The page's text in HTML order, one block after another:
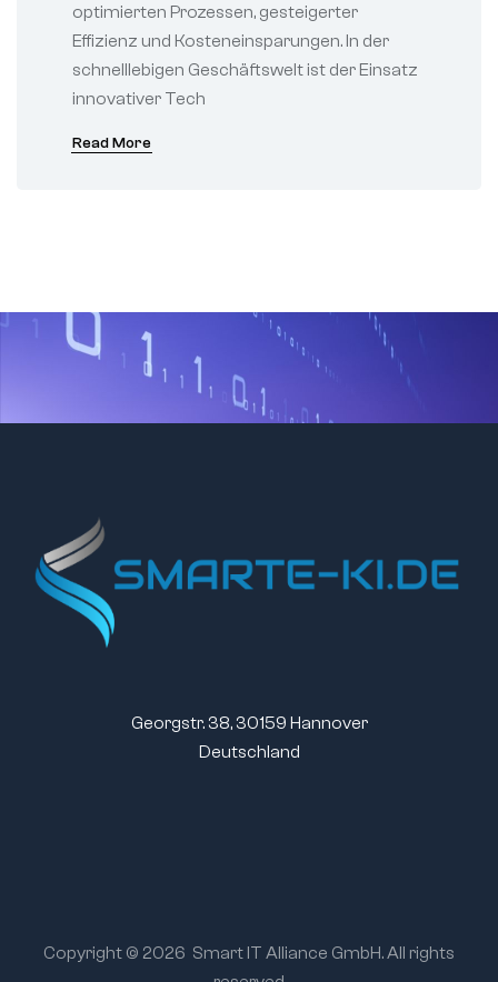
optimierten Prozessen, gesteigerter
Effizienz und Kosteneinsparungen. In der
schnelllebigen Geschäftswelt ist der Einsatz
innovativer Tech
Read More
Georgstr. 38, 30159 Hannover
Deutschland
Copyright © 2026 Smart IT Alliance GmbH. All rights